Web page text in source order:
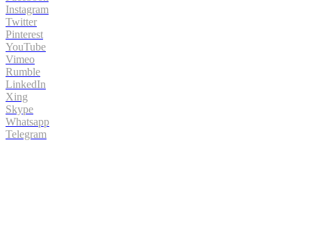
Instagram
Twitter
Pinterest
YouTube
Vimeo
Rumble
LinkedIn
Xing
Skype
Whatsapp
Telegram